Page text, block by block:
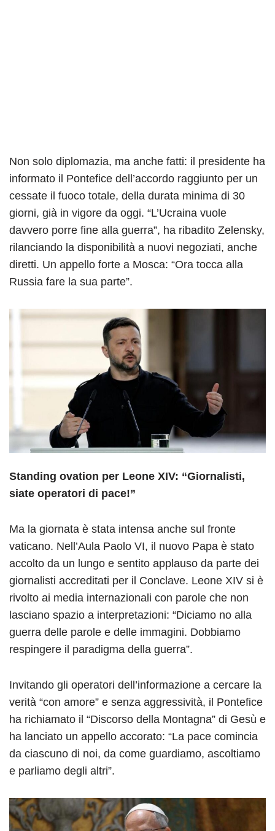
Non solo diplomazia, ma anche fatti: il presidente ha
informato il Pontefice dell’accordo raggiunto per un
cessate il fuoco totale, della durata minima di 30
giorni, già in vigore da oggi. “L’Ucraina vuole
davvero porre fine alla guerra”, ha ribadito Zelensky,
rilanciando la disponibilità a nuovi negoziati, anche
diretti. Un appello forte a Mosca: “Ora tocca alla
Russia fare la sua parte”.
Standing ovation per Leone XIV: “Giornalisti,
siate operatori di pace!”
Ma la giornata è stata intensa anche sul fronte
vaticano. Nell’Aula Paolo VI, il nuovo Papa è stato
accolto da un lungo e sentito applauso da parte dei
giornalisti accreditati per il Conclave. Leone XIV si è
rivolto ai media internazionali con parole che non
lasciano spazio a interpretazioni: “Diciamo no alla
guerra delle parole e delle immagini. Dobbiamo
respingere il paradigma della guerra”.
Invitando gli operatori dell’informazione a cercare la
verità “con amore” e senza aggressività, il Pontefice
ha richiamato il “Discorso della Montagna” di Gesù e
ha lanciato un appello accorato: “La pace comincia
da ciascuno di noi, da come guardiamo, ascoltiamo
e parliamo degli altri”.